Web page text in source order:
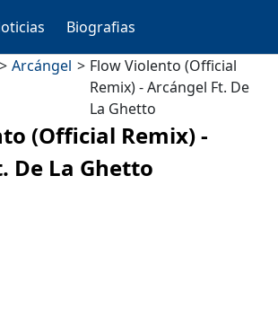
Biografias
Arcángel
Flow Violento (Official
Remix) - Arcángel Ft. De
La Ghetto
(Official Remix) -
De La Ghetto